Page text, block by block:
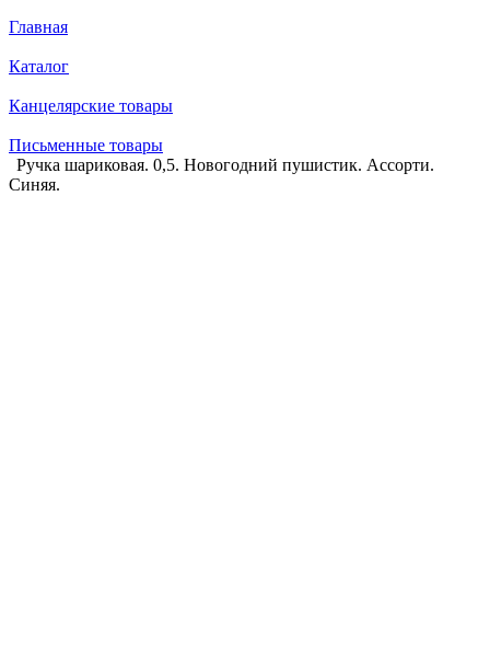
Главная
Каталог
Канцелярские товары
Письменные товары
Ручка шариковая. 0,5. Новогодний пушистик. Ассорти.
Синяя.